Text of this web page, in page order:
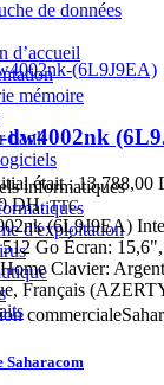
de données
d’accueil
mémoire
bank
d'exploitation
Saharacom
dw4002nk
était : 13.788,00
DH. TTC
(6L9J9EA)
Go Écran: 15,6",
Clavier: Argent
Français